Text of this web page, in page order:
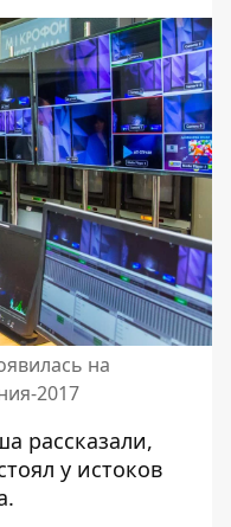
на
2017
рассказали,
у истоков